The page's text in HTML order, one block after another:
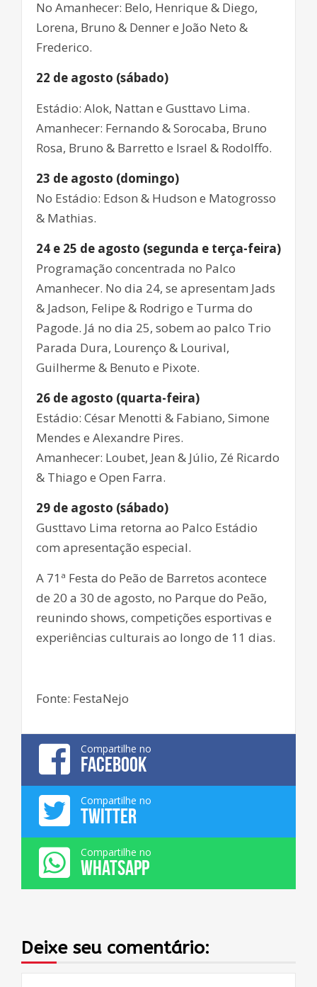
No Amanhecer: Belo, Henrique & Diego,
Lorena, Bruno & Denner e João Neto &
Frederico.
22 de agosto (sábado)
Estádio: Alok, Nattan e Gusttavo Lima.
Amanhecer: Fernando & Sorocaba, Bruno
Rosa, Bruno & Barretto e Israel & Rodolffo.
23 de agosto (domingo)
No Estádio: Edson & Hudson e Matogrosso
& Mathias.
24 e 25 de agosto (segunda e terça-feira)
Programação concentrada no Palco
Amanhecer. No dia 24, se apresentam Jads
& Jadson, Felipe & Rodrigo e Turma do
Pagode. Já no dia 25, sobem ao palco Trio
Parada Dura, Lourenço & Lourival,
Guilherme & Benuto e Pixote.
26 de agosto (quarta-feira)
Estádio: César Menotti & Fabiano, Simone
Mendes e Alexandre Pires.
Amanhecer: Loubet, Jean & Júlio, Zé Ricardo
& Thiago e Open Farra.
29 de agosto (sábado)
Gusttavo Lima retorna ao Palco Estádio
com apresentação especial.
A 71ª Festa do Peão de Barretos acontece
de 20 a 30 de agosto, no Parque do Peão,
reunindo shows, competições esportivas e
experiências culturais ao longo de 11 dias.
Fonte: FestaNejo
Compartilhe no
FACEBOOK
Compartilhe no
TWITTER
Compartilhe no
WHATSAPP
Deixe seu comentário: